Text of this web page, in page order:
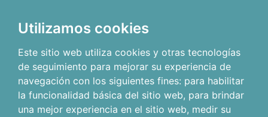
Utilizamos cookies
Este sitio web utiliza cookies y otras tecnologías
de seguimiento para mejorar su experiencia de
navegación con los siguientes fines: para habilitar
la funcionalidad básica del sitio web, para brindar
una mejor experiencia en el sitio web, medir su